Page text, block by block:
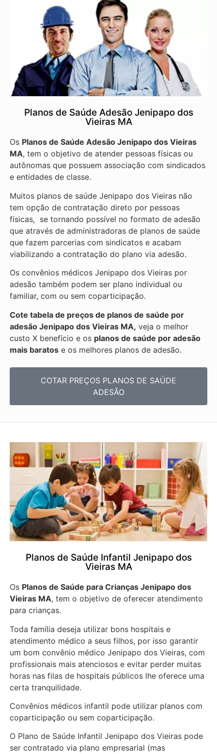
Planos de Saúde Adesão Jenipapo dos
Vieiras MA
Os Planos de Saúde Adesão Jenipapo dos Vieiras
MA, tem o objetivo de atender pessoas físicas ou
autônomas que possuem associação com sindicados
e entidades de classe.
Muitos planos de saúde Jenipapo dos Vieiras não
tem opção de contratação direto por pessoas
físicas, se tornando possível no formato de adesão
que através de administradoras de planos de saúde
que fazem parcerias com sindicatos e acabam
viabilizando a contratação do plano via adesão.
Os convênios médicos Jenipapo dos Vieiras por
adesão também podem ser plano individual ou
familiar, com ou sem coparticipação.
Cote tabela de preços de planos de saúde por
adesão Jenipapo dos Vieiras MA, veja o melhor
custo X benefício e os planos de saúde por adesão
mais baratos e os melhores planos de adesão.
COTAR PREÇOS PLANOS DE SAÚDE
ADESÃO
Planos de Saúde Infantil Jenipapo dos
Vieiras MA
Os Planos de Saúde para Crianças Jenipapo dos
Vieiras MA, tem o objetivo de oferecer atendimento
para crianças.
Toda família deseja utilizar bons hospitais e
atendimento médico a seus filhos, por isso garantir
um bom convênio médico Jenipapo dos Vieiras, com
profissionais mais atenciosos e evitar perder muitas
horas nas filas de hospitais públicos lhe oferece uma
certa tranquilidade.
Convênios médicos infantil pode utilizar planos com
coparticipação ou sem coparticipação.
O Plano de Saúde Infantil Jenipapo dos Vieiras pode
ser contratado via plano empresarial (mas